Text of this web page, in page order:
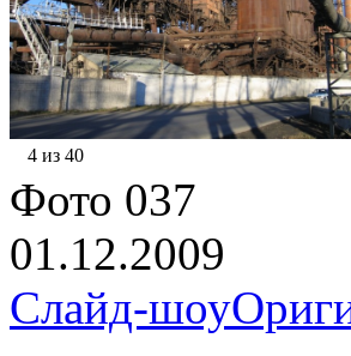
4 из 40
Фото 037
01.12.2009
Слайд-шоу